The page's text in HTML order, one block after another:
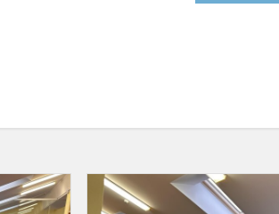
Projekto
„Pamoka